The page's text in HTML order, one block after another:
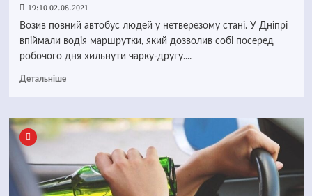
19:10 02.08.2021
Возив повний автобус людей у нетверезому стані. У Дніпрі
впіймали водія маршрутки, який дозволив собі посеред
робочого дня хильнути чарку-другу....
Детальніше